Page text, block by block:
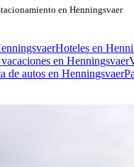
en Henningsvaer
Hoteles en
en Henningsvaer
de autos en Henningsvaer